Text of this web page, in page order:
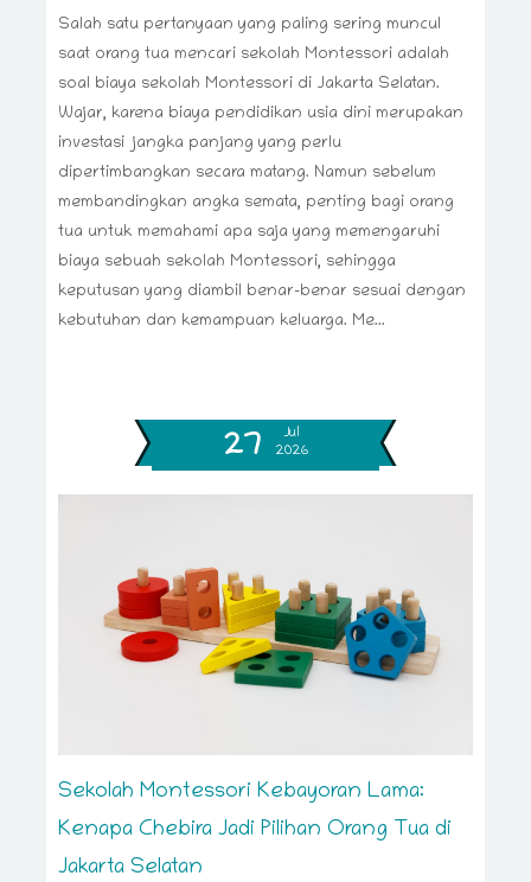
Salah satu pertanyaan yang paling sering muncul
saat orang tua mencari sekolah Montessori adalah
soal biaya sekolah Montessori di Jakarta Selatan.
Wajar, karena biaya pendidikan usia dini merupakan
investasi jangka panjang yang perlu
dipertimbangkan secara matang. Namun sebelum
membandingkan angka semata, penting bagi orang
tua untuk memahami apa saja yang memengaruhi
biaya sebuah sekolah Montessori, sehingga
keputusan yang diambil benar-benar sesuai dengan
kebutuhan dan kemampuan keluarga. Me...
27
Jul
2026
Sekolah Montessori Kebayoran Lama:
Kenapa Chebira Jadi Pilihan Orang Tua di
Jakarta Selatan